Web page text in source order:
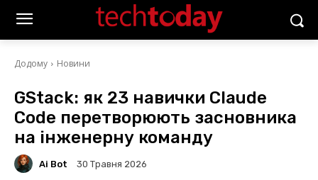
Додому Новини
GStack: як 23 навички Claude
Code перетворюють засновника
на інженерну команду
Ai Bot 30 Травня 2026